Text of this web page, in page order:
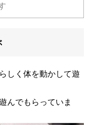
しく体を動かして遊
んでもらっていま